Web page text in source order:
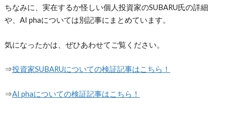
ちなみに、実在するか怪しい個人投資家のSUBARU氏の詳細
や、AI phaについては別記事にまとめています。
気になったかは、ぜひあわせてご覧ください。
⇒投資家SUBARUについての検証記事はこちら！
⇒AI phaについての検証記事はこちら！